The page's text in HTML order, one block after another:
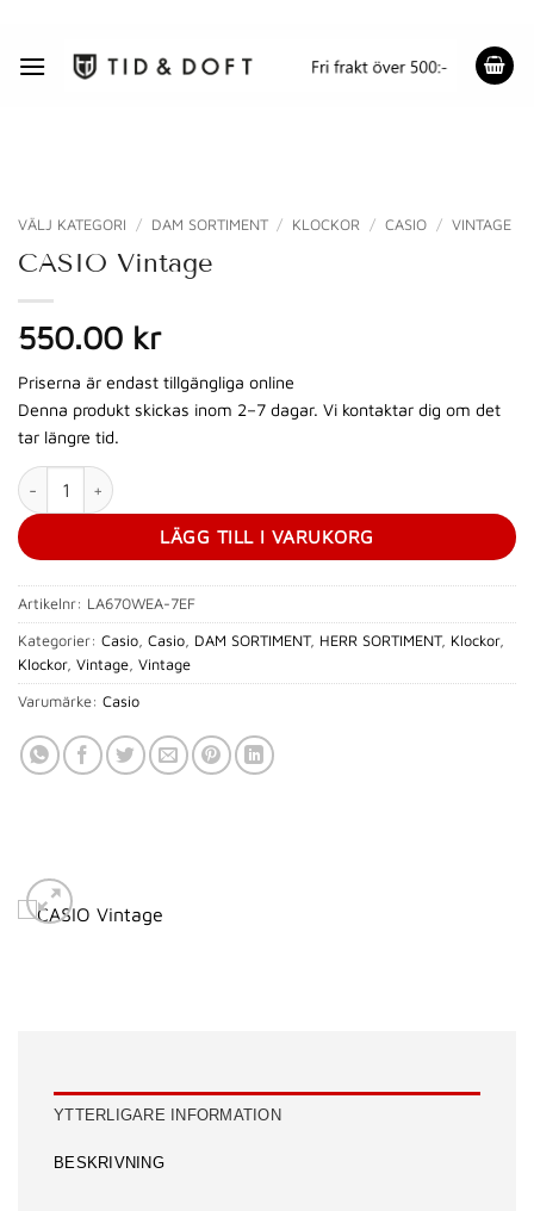
content
VÄLJ KATEGORI / DAM SORTIMENT / KLOCKOR / CASIO / VINTAGE
CASIO Vintage
550.00 kr
Priserna är endast tillgängliga online
Denna produkt skickas inom 2–7 dagar. Vi kontaktar dig om det
tar längre tid.
CASIO Vintage mängd
LÄGG TILL I VARUKORG
Artikelnr: LA670WEA-7EF
Kategorier: Casio, Casio, DAM SORTIMENT, HERR SORTIMENT, Klockor,
Klockor, Vintage, Vintage
Varumärke: Casio
YTTERLIGARE INFORMATION
BESKRIVNING